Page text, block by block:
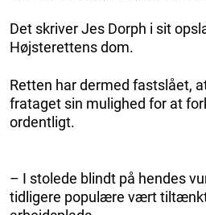
Det skriver Jes Dorph i sit
Højsterettens dom.
Retten har dermed fastslået,
frataget sin mulighed for at
ordentligt.
– I stolede blindt på hendes
tidligere populære vært